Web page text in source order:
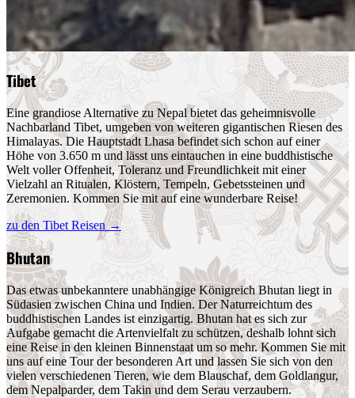
Tibet
Eine grandiose Alternative zu Nepal bietet das geheimnisvolle
Nachbarland Tibet, umgeben von weiteren gigantischen Riesen des
Himalayas. Die Hauptstadt Lhasa befindet sich schon auf einer
Höhe von 3.650 m und lässt uns eintauchen in eine buddhistische
Welt voller Offenheit, Toleranz und Freundlichkeit mit einer
Vielzahl an Ritualen, Klöstern, Tempeln, Gebetssteinen und
Zeremonien. Kommen Sie mit auf eine wunderbare Reise!
zu den Tibet Reisen→
Bhutan
Das etwas unbekanntere unabhängige Königreich Bhutan liegt in
Südasien zwischen China und Indien. Der Naturreichtum des
buddhistischen Landes ist einzigartig. Bhutan hat es sich zur
Aufgabe gemacht die Artenvielfalt zu schützen, deshalb lohnt sich
eine Reise in den kleinen Binnenstaat um so mehr. Kommen Sie mit
uns auf eine Tour der besonderen Art und lassen Sie sich von den
vielen verschiedenen Tieren, wie dem Blauschaf, dem Goldlangur,
dem Nepalparder, dem Takin und dem Serau verzaubern.